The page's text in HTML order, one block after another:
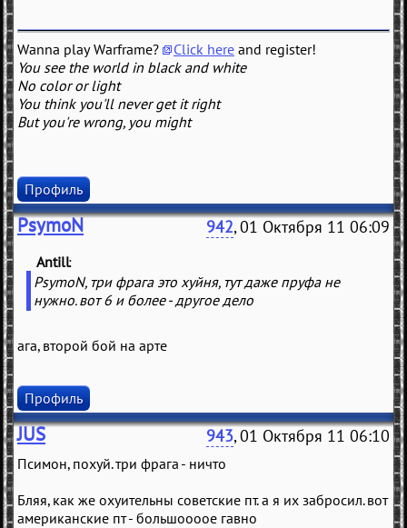
Wanna play Warframe? Click here and register!
You see the world in black and white
No color or light
You think you'll never get it right
But you're wrong, you might
Профиль
PsymoN 942, 01 Октября 11 06:09
Antill
PsymoN, три фрага это хуйня, тут даже пруфа не
нужно. вот 6 и более - другое дело
ага, второй бой на арте
Профиль
JUS 943, 01 Октября 11 06:10
Псимон, похуй. три фрага - ничто
Бляя, как же охуительны советские пт. а я их забросил. вот
американские пт - большоооое гавно